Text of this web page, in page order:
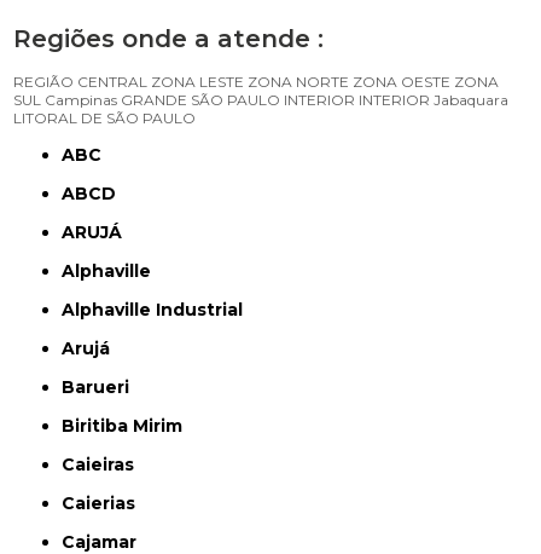
Regiões onde a atende :
REGIÃO CENTRAL ZONA LESTE ZONA NORTE ZONA OESTE ZONA
SUL Campinas GRANDE SÃO PAULO INTERIOR INTERIOR Jabaquara
LITORAL DE SÃO PAULO
ABC
ABCD
ARUJÁ
Alphaville
Alphaville Industrial
Arujá
Barueri
Biritiba Mirim
Caieiras
Caierias
Cajamar